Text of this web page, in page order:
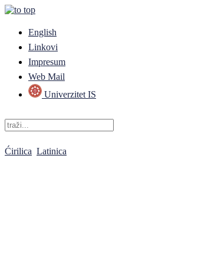
English
Linkovi
Impresum
Web Mail
Univerzitet IS
Ćirilica Latinica